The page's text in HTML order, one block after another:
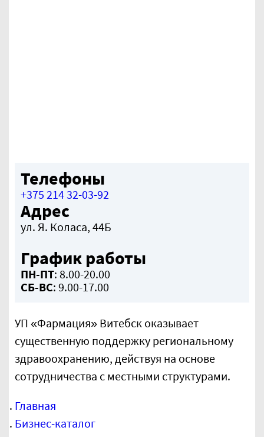
Телефоны
+375 214 32-03-92
Адрес
ул. Я. Коласа, 44Б
График работы
ПН-ПТ: 8.00-20.00
СБ-ВС: 9.00-17.00
УП «Фармация» Витебск оказывает
существенную поддержку региональному
здравоохранению, действуя на основе
сотрудничества с местными структурами.
здравоохранению, действуя на основе
сотрудничества с местными структурами.
Главная
Бизнес-каталог